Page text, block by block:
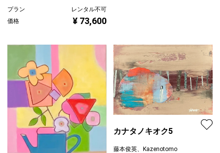
プラン
レンタル不可
価格
¥ 73,600
カナタノキオク5
藤本俊英、Kazenotomo